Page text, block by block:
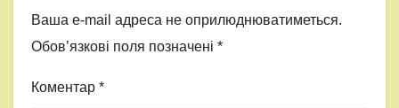
Ваша e-mail адреса не оприлюднюватиметься.
Обов’язкові поля позначені *
Коментар *